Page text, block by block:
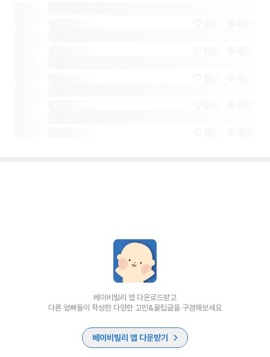
베이비빌리 앱 다운로드받고
다른 엄빠들이 작성한 다양한 고민&꿀팁글을 구경해보세요
베이비빌리 앱 다운받기